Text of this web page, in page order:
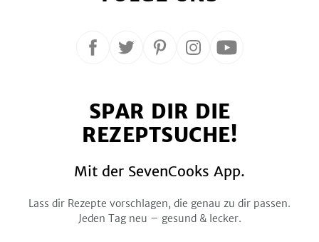
Folge
Facebook
Folge
Twitter
Folge
Pinterest
Folge
Instagram
Folge
YouTube
SPAR DIR DIE
REZEPTSUCHE!
Mit der SevenCooks App.
Lass dir Rezepte vorschlagen, die genau zu dir passen.
Jeden Tag neu – gesund & lecker.